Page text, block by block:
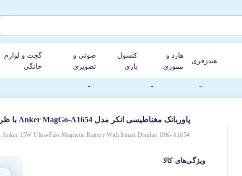
هندزفری
هارد و
مموری
کنسول
بازی
صوتی و
تصویری
گجت و لوازم
خانگی
پاوربانک مغناطیسی انکر مدل Anker MagGo-A1654 با ظرفیت 10000 میلی‌آمپرساعت
Anker 15W Ultra-Fast Magnetic Battery With Smart Display 10K-A1654
ویژگی‌های کالا